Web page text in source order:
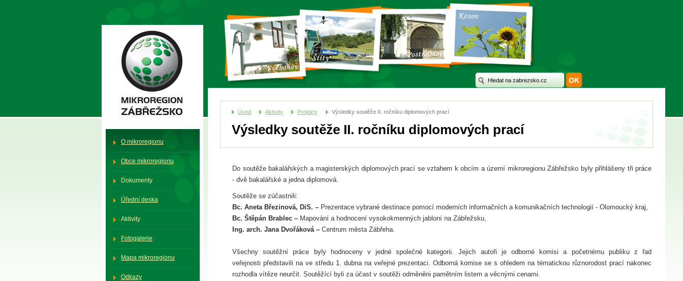
Mikroregion Zábřežsko
O mikroregionu
Obce mikroregionu
Dokumenty
Úřední deska
Aktivity
Fotogalerie
Mapa mikroregionu
Odkazy
Úvod Aktivity Projekty Výsledky soutěže II. ročníku diplomových prací
Výsledky soutěže II. ročníku diplomových prací
Do soutěže bakalářských a magisterských diplomových prací se vztahem k obcím a území mikroregionu Zábřežsko byly přihlášeny tři práce
- dvě bakalářské a jedna diplomová.
Soutěže se zúčastnili:
Bc. Aneta Březinová, DiS. – Prezentace vybrané destinace pomocí moderních informačních a komunikačních technologií - Olomoucký kraj,
Bc. Štěpán Brablec – Mapování a hodnocení vysokokmenných jabloní na Zábřežsku,
Ing. arch. Jana Dvořáková – Centrum města Zábřeha.
Všechny soutěžní práce byly hodnoceny v jedné společné kategorii. Jejich autoři je odborné komisi a početnému publiku z řad
veřejnosti představili na ve středu 1. dubna na veřejné prezentaci. Odborná komise se s ohledem na tématickou různorodost prací nakonec
rozhodla vítěze neurčit. Soutěžící byli za účast v soutěži odměněni pamětním listem a věcnými cenami.